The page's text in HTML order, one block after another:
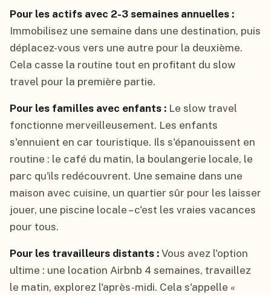
Pour les actifs avec 2-3 semaines annuelles :
Immobilisez une semaine dans une destination, puis
déplacez-vous vers une autre pour la deuxième.
Cela casse la routine tout en profitant du slow
travel pour la première partie.
Pour les familles avec enfants : Le slow travel
fonctionne merveilleusement. Les enfants
s'ennuient en car touristique. Ils s'épanouissent en
routine : le café du matin, la boulangerie locale, le
parc qu'ils redécouvrent. Une semaine dans une
maison avec cuisine, un quartier sûr pour les laisser
jouer, une piscine locale – c'est les vraies vacances
pour tous.
Pour les travailleurs distants : Vous avez l'option
ultime : une location Airbnb 4 semaines, travaillez
le matin, explorez l'après-midi. Cela s'appelle «